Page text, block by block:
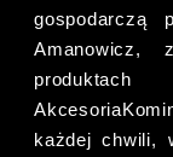
gospodarczą
Amanowicz,
każdej chwili,